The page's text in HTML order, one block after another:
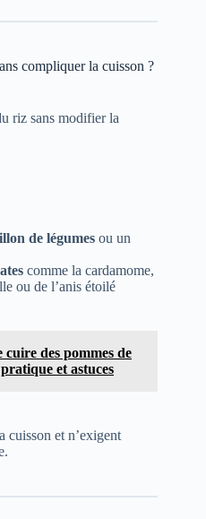
compliquer la cuisson ?
riz sans modifier la
de légumes ou un
comme la cardamome,
ou de l’anis étoilé
des pommes de
et astuces
cuisson et n’exigent